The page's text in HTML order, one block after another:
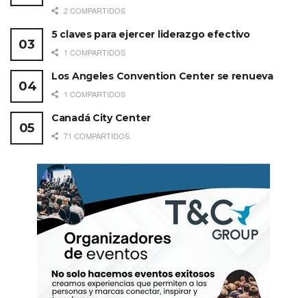
2 COMPARTIDOS
5 claves para ejercer liderazgo efectivo
1 COMPARTIDOS
Los Angeles Convention Center se renueva
1 COMPARTIDOS
Canadá City Center
71 COMPARTIDOS